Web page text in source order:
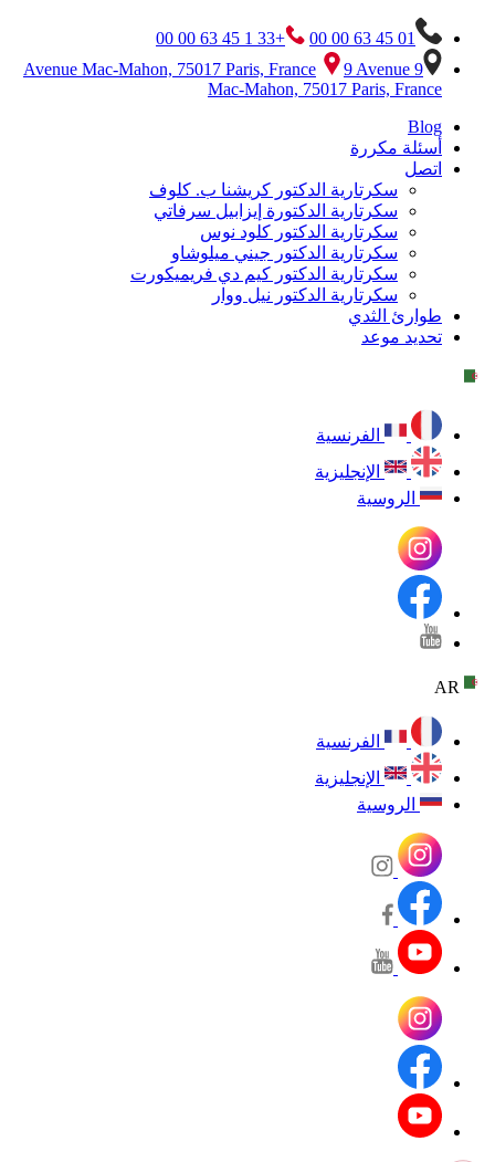
01 45 63 00 00
+33 1 45 63 00 00
9 Avenue Mac-Mahon, 75017 Paris, France
9 Avenue
Mac-Mahon, 75017 Paris, France
Blog
أسئلة مكررة
اتصل
سكرتارية الدكتور كريشنا ب. كلوف
سكرتارية الدكتورة إيزابيل سرفاتي
سكرتارية الدكتور كلود نوس
سكرتارية الدكتور جيني ميلوشاو
سكرتارية الدكتور كيم دي فريميكورت
سكرتارية الدكتور نيل ووار
طوارئ الثدي
تحديد موعد
الفرنسية
الإنجليزية
الروسية
AR
الفرنسية
الإنجليزية
الروسية